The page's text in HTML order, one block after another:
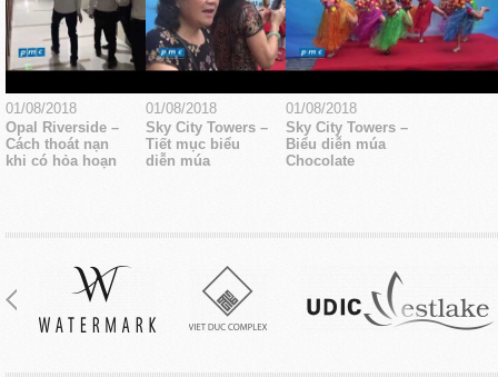
01/08/2018
Opal Riverside –
Cách thoát nạn
khi có hỏa hoạn
01/08/2018
Sky City Towers –
Tiết mục biểu
diễn múa
01/08/2018
Sky City Towers –
Biểu diễn múa
Chocolate